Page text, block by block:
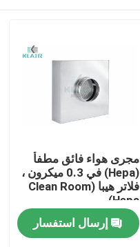
مجرى هواء فائق مطفأ
(Hepa) في 0.3 ميكرون ،
فلاتر هيبا (Clean Room
Hepa)
إرسال استفسار